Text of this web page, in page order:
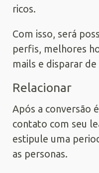
ricos.
Com isso, será
perfis, melhores
mails e disparar
Relacionar
Após a conversão
contato com seu
estipule uma
as personas.